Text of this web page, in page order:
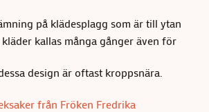
på klädesplagg som är till ytan
kallas många gånger även för
design är oftast kroppsnära.
från Fröken Fredrika